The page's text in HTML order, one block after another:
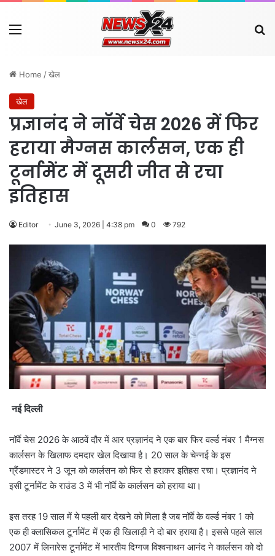
Menu
Home /खेल
खेल
प्रज्ञानंद ने नॉर्वे चेस 2026 में फिर
हराया मैग्नस कार्लसन, एक ही
टूर्नामेंट में दूसरी जीत से रचा
इतिहास
Editor June 3, 2026 | 4:38 pm 0 792
नई दिल्ली
नॉर्वे चेस 2026 के आठवें दौर में आर प्रज्ञानंद ने एक बार फिर वर्ल्ड नंबर 1 मैग्नस
कार्लसन के खिलाफ दमदार खेल दिखाया है। 20 साल के चेन्नई के इस
ग्रैंडमास्टर ने 3 जून को कार्लसन को फिर से हराकर इतिहस रचा। प्रज्ञानंद ने
इसी टूर्नामेंट के राउंड 3 में भी नॉर्वे के कार्लसन को हराया था।
इस तरह 19 साल में ये पहली बार देखने को मिला है जब नॉर्वे के वर्ल्ड नंबर 1 को
एक ही क्लासिकल टूर्नामेंट में एक ही खिलाड़ी ने दो बार हराया है। इससे पहले साल
2007 में लिनारेस टूर्नामेंट में भारतीय दिग्गज विश्वनाथन आनंद ने कार्लसन को दो